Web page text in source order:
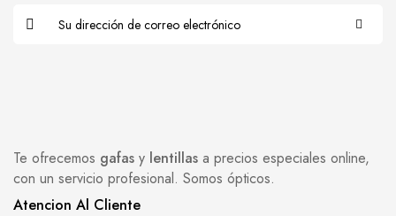
Te ofrecemos gafas y lentillas a precios especiales online,
con un servicio profesional. Somos ópticos.
Atencion Al Cliente